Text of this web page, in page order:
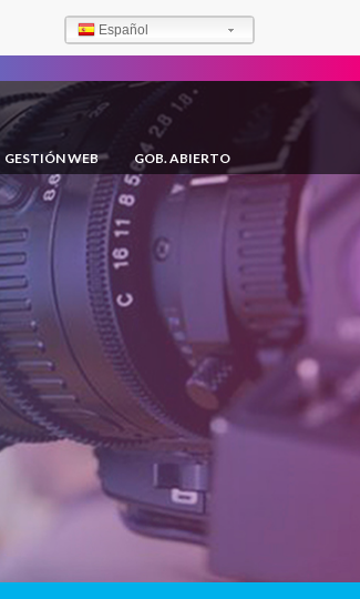
Español
GESTIÓN WEB GOB. ABIERTO